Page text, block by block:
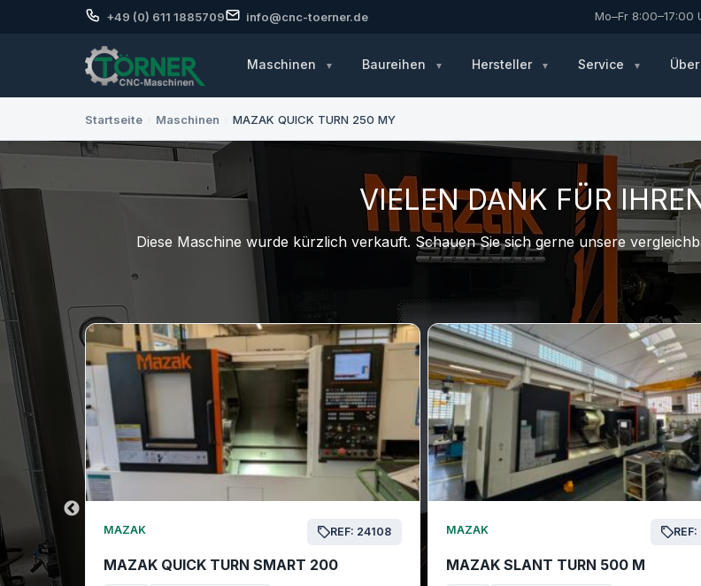
+49 (0) 611 1885709 info@cnc-toerner.de Mo–Fr 8:00–17:00
Maschinen Baureihen Hersteller Service
Startseite Maschinen MAZAK QUICK TURN 250 MY
VIELEN DANK FÜR
Diese Maschine wurde kürzlich verkauft. Schauen Sie sich gerne unsere
24169 MAZAK REF: 24108
MAZAK QUICK TURN SMART 200
MAZAK
MAZAK SLANT TURN 500 M